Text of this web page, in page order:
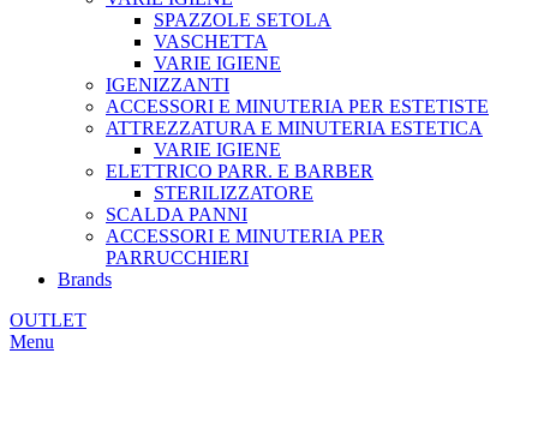
SPAZZOLE SETOLA
VASCHETTA
VARIE IGIENE
IGENIZZANTI
ACCESSORI E MINUTERIA PER ESTETISTE
ATTREZZATURA E MINUTERIA ESTETICA
VARIE IGIENE
ELETTRICO PARR. E BARBER
STERILIZZATORE
SCALDA PANNI
ACCESSORI E MINUTERIA PER
PARRUCCHIERI
Brands
OUTLET
Menu